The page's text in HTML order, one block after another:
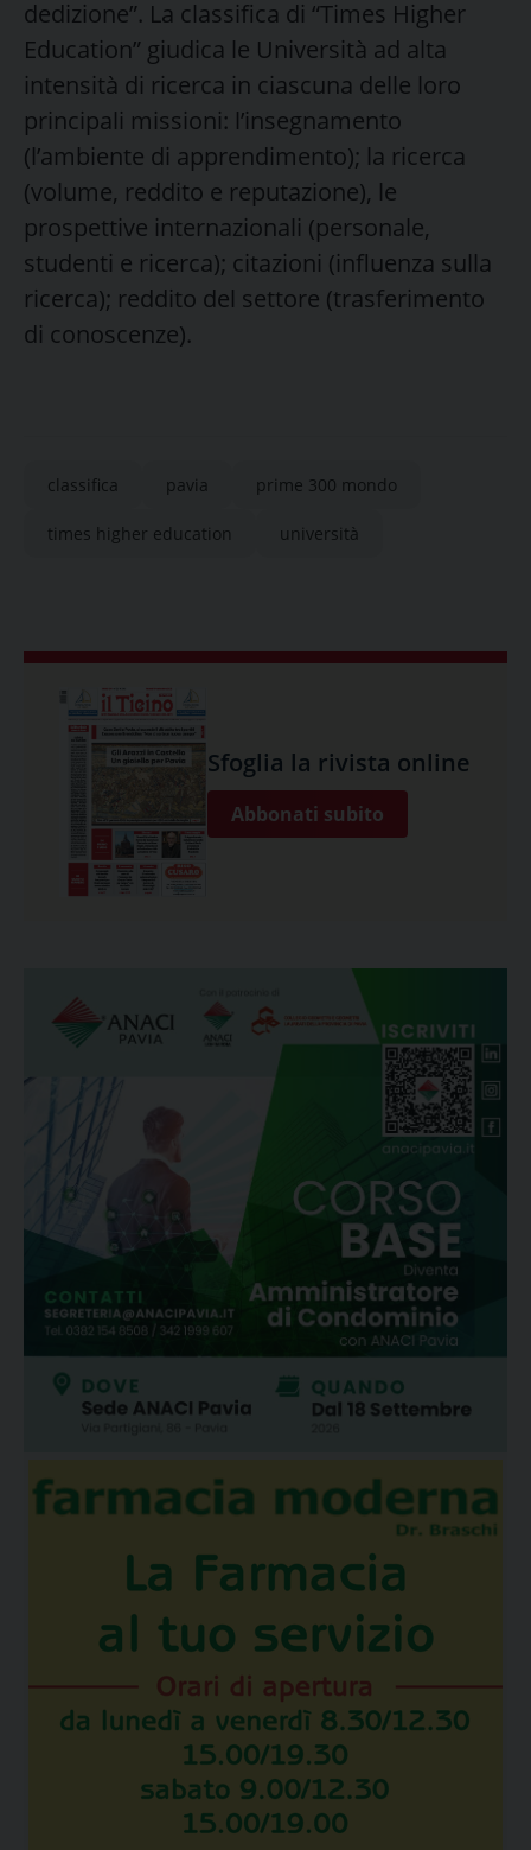
dedizione”. La classifica di “Times Higher
Education” giudica le Università ad alta
intensità di ricerca in ciascuna delle loro
principali missioni: l’insegnamento
(l’ambiente di apprendimento); la ricerca
(volume, reddito e reputazione), le
prospettive internazionali (personale,
studenti e ricerca); citazioni (influenza sulla
ricerca); reddito del settore (trasferimento
di conoscenze).
classifica pavia prime 300 mondo
times higher education università
Sfoglia la rivista online
Abbonati subito